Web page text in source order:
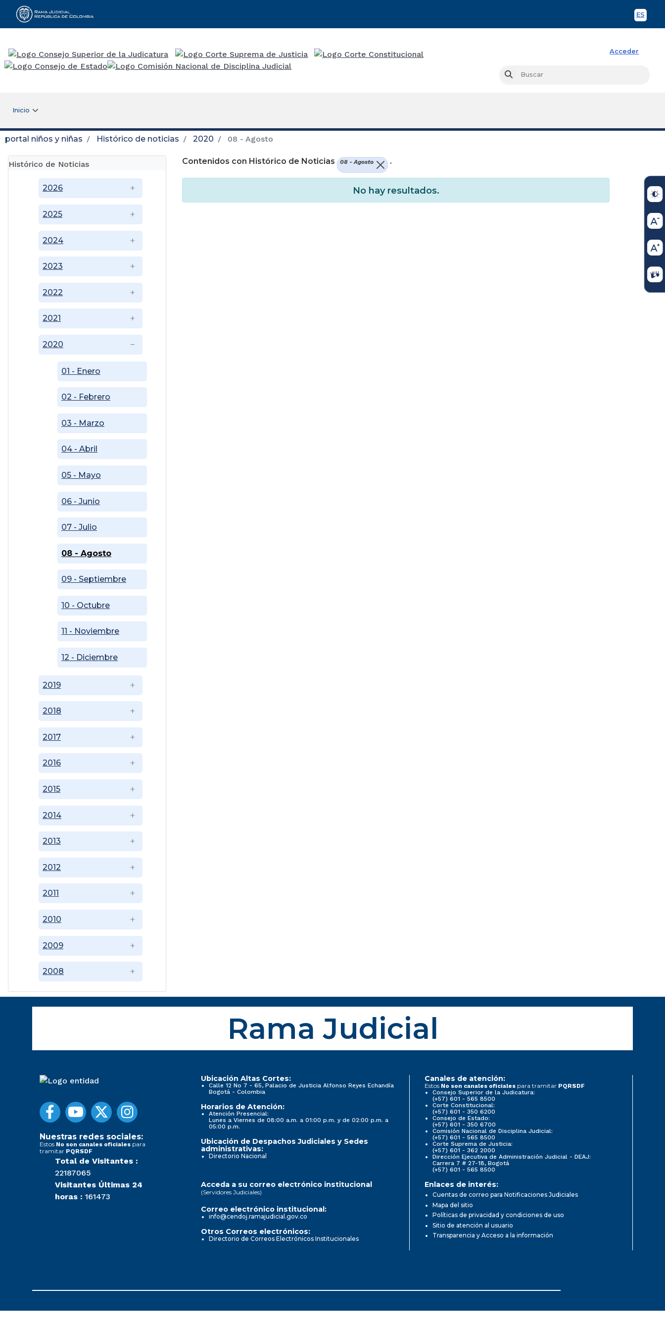
ES
Rama Judicial
Acceder
Buscar
Inicio
portal niños y niñas Histórico de noticias 2020 08 - Agosto
Histórico de Noticias
2008
2009
2010
2011
2012
2013
2014
2015
2016
2017
2018
2019
2020
01 - Enero
02 - Febrero
03 - Marzo
04 - Abril
05 - Mayo
06 - Junio
07 - Julio
08 - Agosto
09 - Septiembre
10 - Octubre
11 - Noviembre
12 - Diciembre
2021
2022
2023
2024
2025
2026
Contenidos con Histórico de Noticias 08 - Agosto .
No hay resultados.
Rama Judicial
Nuestras redes sociales:
Estos No son canales oficiales para
tramitar PQRSDF
Total de Visitantes :
22187065
Visitantes Últimas 24
horas : 161473
Ubicación Altas Cortes:
Calle 12 No 7 - 65, Palacio de Justicia Alfonso Reyes Echandía
Bogotá - Colombia
Horarios de Atención:
Atención Presencial:
Lunes a Viernes de 08:00 a.m. a 01:00 p.m. y de 02:00 p.m. a
05:00 p.m.
Ubicación de Despachos Judiciales y Sedes
administrativas:
Directorio Nacional
Canales de atención:
Estos No son canales oficiales para tramitar PQRSDF
Consejo Superior de la Judicatura:
(+57) 601 - 565 8500
Corte Constitucional:
(+57) 601 - 350 6200
Consejo de Estado:
(+57) 601 - 350 6700
Comisión Nacional de Disciplina Judicial:
(+57) 601 - 565 8500
Corte Suprema de Justicia:
(+57) 601 - 362 2000
Dirección Ejecutiva de Administración Judicial - DEAJ:
Carrera 7 # 27-18, Bogotá
(+57) 601 - 565 8500
Acceda a su correo electrónico institucional
(Servidores Judiciales)
Correo electrónico institucional:
info@cendoj.ramajudicial.gov.co
Otros Correos electrónicos:
Directorio de Correos Electrónicos Institucionales
Enlaces de interés:
Cuentas de correo para Notificaciones Judiciales
Mapa del sitio
Políticas de privacidad y condiciones de uso
Sitio de atención al usuario
Transparencia y Acceso a la información